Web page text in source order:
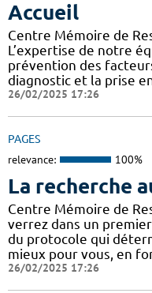
Accueil
Centre Mémoire de
L’expertise de notre
prévention des
diagnostic et la prise
26/02/2025 17:26
PAGES
relevance: 100%
La recherche
Centre Mémoire de
verrez dans un
du protocole qui
mieux pour vous, en
26/02/2025 17:26